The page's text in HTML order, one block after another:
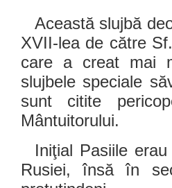
Această slujbă
XVII-lea de către
care a creat mai
slujbele speciale
sunt citite
Mântuitorului.
Iniţial Pasiile
Rusiei, însă în